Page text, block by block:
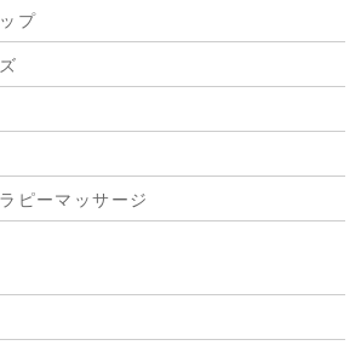
プ
ピーマッサージ